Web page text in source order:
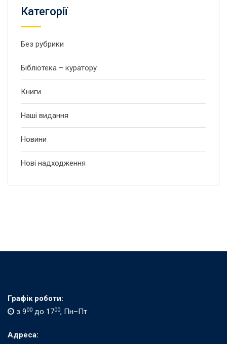
Категорії
Без рубрики
Бібліотека – куратору
Книги
Наші видання
Новини
Нові надходження
Графік роботи:
з 900 до 1700, Пн–Пт
Адреса: